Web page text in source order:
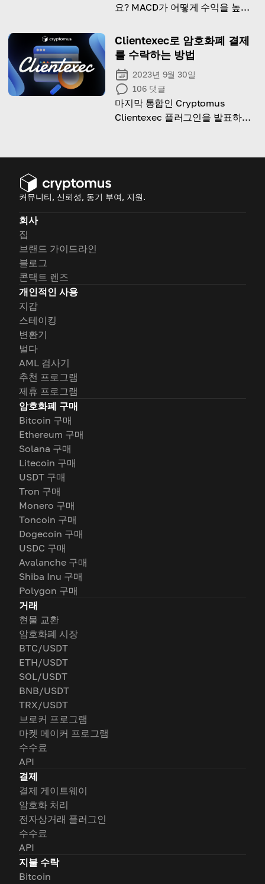
요? MACD가 어떻게 수익을 높일
Clientexec로 암호화폐 결제
를 수락하는 방법
2023년 9월 30일
106 댓글
마지막 통합인 Cryptomus
Clientexec 플러그인을 발표하게
받아보세요!
커뮤니티, 신뢰성, 동기 부여, 지원.
회사
집
브랜드 가이드라인
블로그
콘택트 렌즈
개인적인 사용
지갑
스테이킹
변환기
벌다
AML 검사기
추천 프로그램
제휴 프로그램
암호화폐 구매
Bitcoin 구매
Ethereum 구매
Solana 구매
Litecoin 구매
USDT 구매
Tron 구매
Monero 구매
Toncoin 구매
Dogecoin 구매
USDC 구매
Avalanche 구매
Shiba Inu 구매
Polygon 구매
거래
현물 교환
암호화폐 시장
BTC/USDT
ETH/USDT
SOL/USDT
BNB/USDT
TRX/USDT
브로커 프로그램
마켓 메이커 프로그램
수수료
API
결제
결제 게이트웨이
암호화 처리
전자상거래 플러그인
수수료
API
지불 수락
Bitcoin